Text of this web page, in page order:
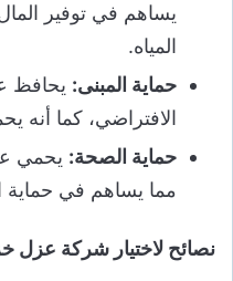
يساهم في توفير
المياه.
حماية المبنى: يحافظ
الافتراضي، كما أنه
حماية الصحة: يحمي
مما يساهم في حماية
نصائح لاختيار شركة عزل